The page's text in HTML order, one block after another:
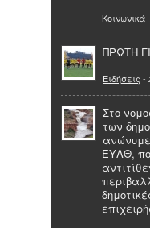
Κοινωνικά-
ΠΡΩΤΗ
Ειδήσεις -
Στο
των
ΕΥΑΘ,